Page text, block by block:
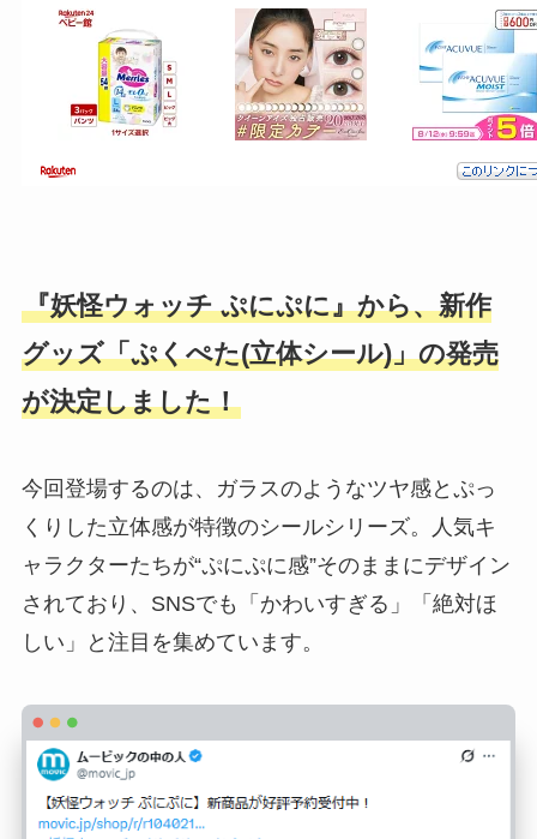
『妖怪ウォッチ ぷにぷに』から、新作
グッズ「ぷくぺた(立体シール)」の発売
が決定しました！
今回登場するのは、ガラスのようなツヤ感とぷっ
くりした立体感が特徴のシールシリーズ。人気キ
ャラクターたちが“ぷにぷに感”そのままにデザイン
されており、SNSでも「かわいすぎる」「絶対ほ
しい」と注目を集めています。